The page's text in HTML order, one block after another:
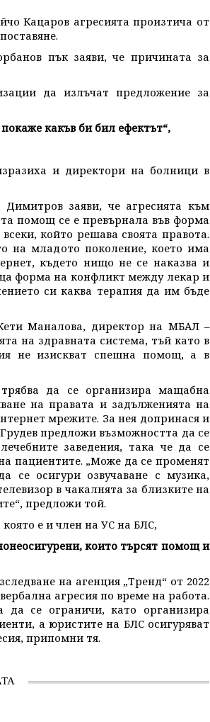
Кацаров агресията произтича от
пък заяви, че причината за
да излъчат предложение за
какъв би бил ефектът“,
и директори на болници в
заяви, че агресията към
помощ се е превърнала във форма
който решава своята правота.
на младото поколение, което има
където нищо не се наказва и
форма на конфликт между лекар и
си каква терапия да им бъде
Маналова, директор на МБАЛ –
на здравната система, тъй като в
не изискват спешна помощ, а в
да се организира мащабна
на правата и задълженията на
мрежите. За нея допринася и
предложи възможността да се
заведения, така че да се
пациентите. „Може да се променят
се осигури озвучаване с музика,
в чакалнята за близките на
предложи той.
е и член на УС на БЛС,
които търсят помощ и
на агенция „Тренд“ от 2022
агресия по време на работа.
да се ограничи, като организира
а юристите на БЛС осигуряват
припомни тя.